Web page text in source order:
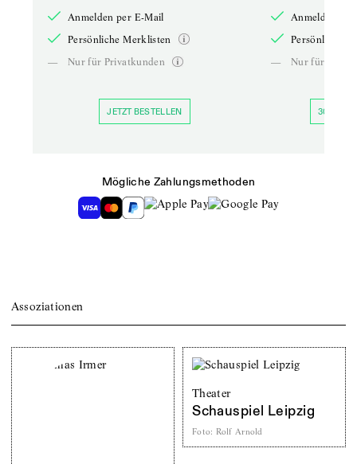
Anmelden per E-Mail
Persönliche Merklisten
—
Nur für Privatkunden
JETZT BESTELLEN
Anmelden
Persönliche
—
Nur für
30 TAGE
Mögliche Zahlungsmethoden
Assoziationen
Theater
Schauspiel Leipzig
Foto: Rolf Arnold